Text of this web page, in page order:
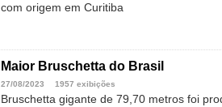
com origem em Curitiba
Maior Bruschetta do Brasil
27/08/2023 1957 exibições
Bruschetta gigante de 79,70 metros foi